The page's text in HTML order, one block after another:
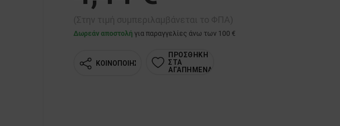
Δωρεάν αποστολή για παραγγελίες άνω των 100 €
ΚΟΙΝΟΠΟΙΗΣΗ
ΠΡΟΣΘΗΚΗ
ΣΤΑ
ΑΓΑΠΗΜΕΝΑ